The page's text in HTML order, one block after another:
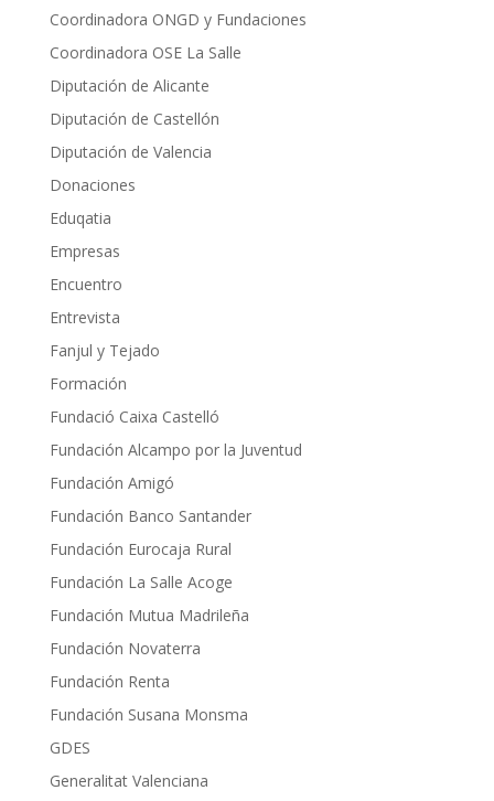
Coordinadora ONGD y Fundaciones
Coordinadora OSE La Salle
Diputación de Alicante
Diputación de Castellón
Diputación de Valencia
Donaciones
Eduqatia
Empresas
Encuentro
Entrevista
Fanjul y Tejado
Formación
Fundació Caixa Castelló
Fundación Alcampo por la Juventud
Fundación Amigó
Fundación Banco Santander
Fundación Eurocaja Rural
Fundación La Salle Acoge
Fundación Mutua Madrileña
Fundación Novaterra
Fundación Renta
Fundación Susana Monsma
GDES
Generalitat Valenciana